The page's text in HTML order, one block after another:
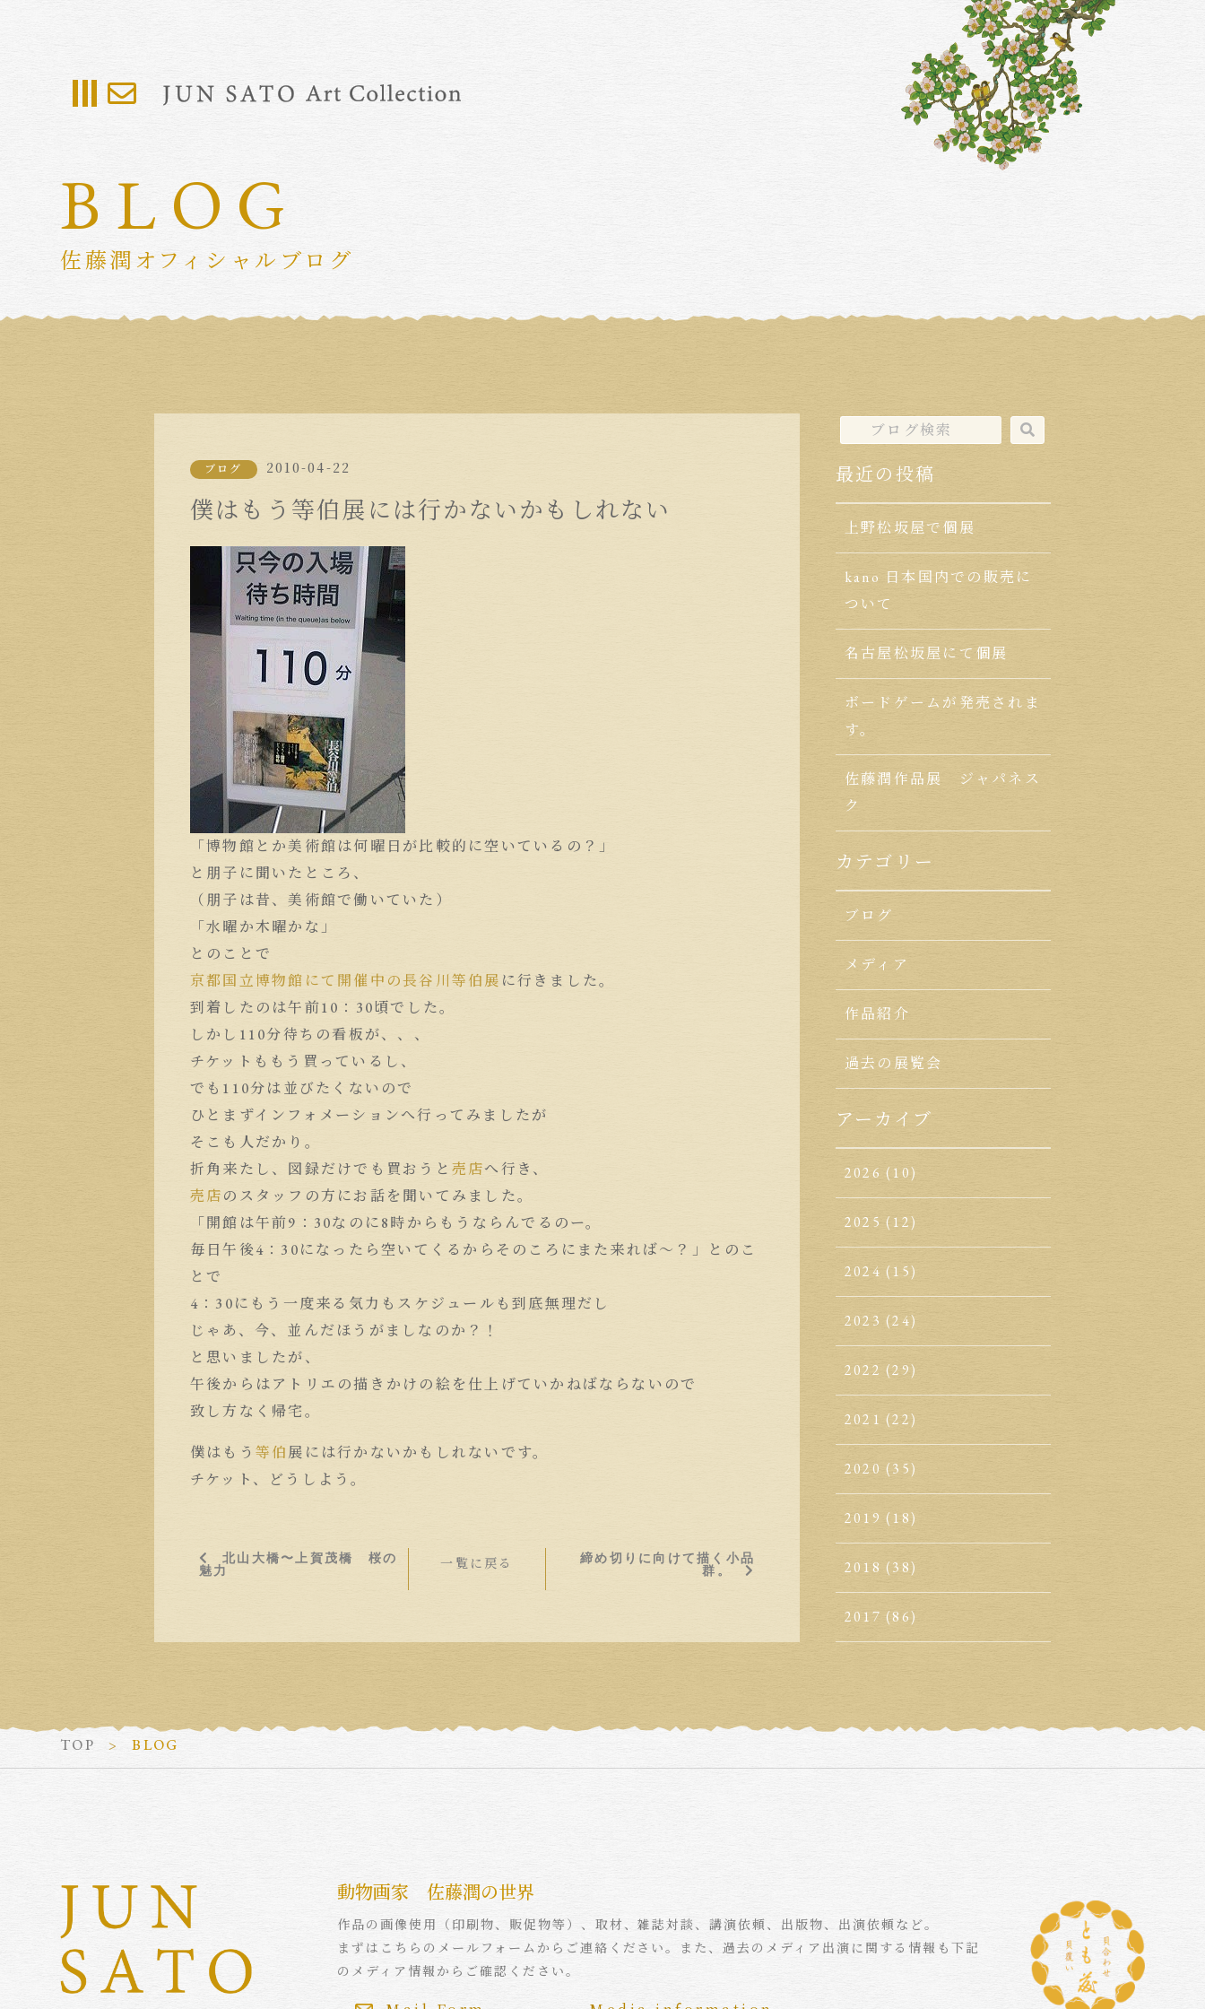
BLOG
佐藤潤オフィシャルブログ
ブログ 2010-04-22
僕はもう等伯展には行かないかもしれない
「博物館とか美術館は何曜日が比較的に空いているの？」
と朋子に聞いたところ、
（朋子は昔、美術館で働いていた）
「水曜か木曜かな」
とのことで
京都国立博物館にて開催中の長谷川等伯展 に行きました。
到着したのは午前10：30頃でした。
しかし110分待ちの看板が、、、
チケットももう買っているし、
でも110分は並びたくないので
ひとまずインフォメーションへ行ってみましたが
そこも人だかり。
折角来たし、図録だけでも買おうと 売店へ行き、
売店のスタッフの方にお話を聞いてみました。
「開館は午前9：30なのに8時からもうならんでるのー。
毎日午後4：30になったら空いてくるからそのころにまた来れば〜？」とのこ
とで
4：30にもう一度来る気力もスケジュールも到底無理だし
じゃあ、今、並んだほうがましなのか？！
と思いましたが、
午後からはアトリエの描きかけの絵を仕上げていかねばならないので
致し方なく帰宅。
僕はもう 等伯展には行かないかもしれないです。
チケット、どうしよう。
北山大橋〜上賀茂橋 桜の
魅力
一覧に戻る
締め切りに向けて描く小品
群。
最近の投稿
上野松坂屋で個展
kano 日本国内での販売に
ついて
名古屋松坂屋にて個展
ボードゲームが発売されま
す。
佐藤潤作品展 ジャパネス
ク
カテゴリー
ブログ
メディア
作品紹介
過去の展覧会
アーカイブ
2026 (10)
2025 (12)
2024 (15)
2023 (24)
2022 (29)
2021 (22)
2020 (35)
2019 (18)
2018 (38)
2017 (86)
TOP BLOG
動物画家 佐藤潤の世界
作品の画像使用（印刷物、販促物等）、取材、雑誌対談、講演依頼、出版物、出演依頼など。
まずはこちらのメールフォームからご連絡ください。また、過去のメディア出演に関する情報も下記
のメディア情報からご確認ください。